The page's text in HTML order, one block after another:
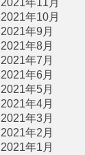
2021年11月
2021年10月
2021年9月
2021年8月
2021年7月
2021年6月
2021年5月
2021年4月
2021年3月
2021年2月
2021年1月